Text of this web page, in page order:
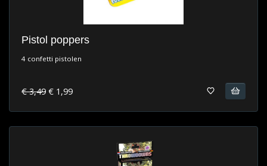
Pistol poppers
4 confetti pistolen
€ 3,49 € 1,99